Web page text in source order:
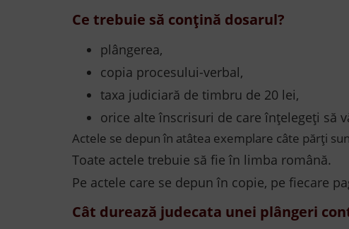
Ce trebuie să conțină dosarul?
plângerea,
copia procesului-verbal,
taxa judiciară de timbru de 20 lei,
orice alte înscrisuri de care înțelegeți să
Actele se depun în atâtea exemplare câte părți
Toate actele trebuie să fie în limba română.
Pe actele care se depun în copie, pe fiecare
Cât durează judecata unei plângeri